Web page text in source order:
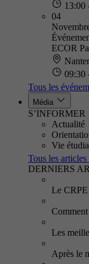
13:00
04
ECOR
09:30
Tous les
Média
S’INFORMER
Actualité
Vie
Tous les articles
DERNIERS
Le CRPE
Les
Après le